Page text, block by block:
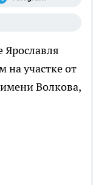
Ярославля
на участке от
Волкова,